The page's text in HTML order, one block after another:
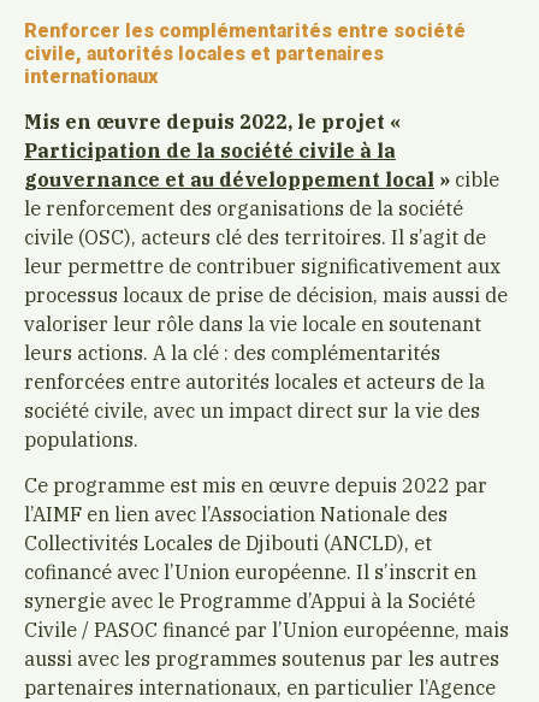
Renforcer les complémentarités entre société
civile, autorités locales et partenaires
internationaux
Mis en œuvre depuis 2022, le projet «
Participation de la société civile à la
gouvernance et au développement local » cible
le renforcement des organisations de la société
civile (OSC), acteurs clé des territoires. Il s’agit de
leur permettre de contribuer significativement aux
processus locaux de prise de décision, mais aussi de
valoriser leur rôle dans la vie locale en soutenant
leurs actions. A la clé : des complémentarités
renforcées entre autorités locales et acteurs de la
société civile, avec un impact direct sur la vie des
populations.
Ce programme est mis en œuvre depuis 2022 par
l’AIMF en lien avec l’Association Nationale des
Collectivités Locales de Djibouti (ANCLD), et
cofinancé avec l’Union européenne. Il s’inscrit en
synergie avec le Programme d’Appui à la Société
Civile / PASOC financé par l’Union européenne, mais
aussi avec les programmes soutenus par les autres
partenaires internationaux, en particulier l’Agence